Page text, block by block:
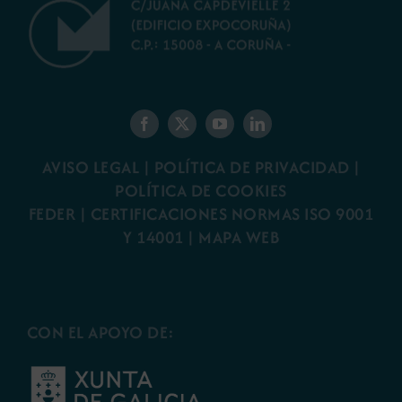
AVISO LEGAL | POLÍTICA DE PRIVACIDAD |
POLÍTICA DE COOKIES
FEDER | CERTIFICACIONES NORMAS ISO 9001
Y 14001 | MAPA WEB
CON EL APOYO DE: